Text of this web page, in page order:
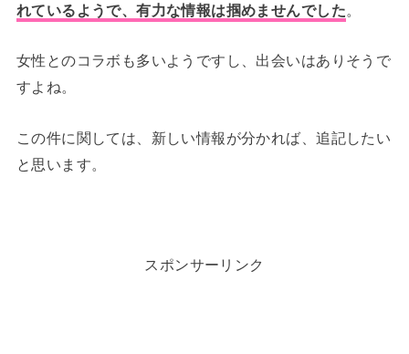
れているようで、有力な情報は掴めませんでした。
女性とのコラボも多いようですし、出会いはありそうで
すよね。
この件に関しては、新しい情報が分かれば、追記したい
と思います。
スポンサーリンク